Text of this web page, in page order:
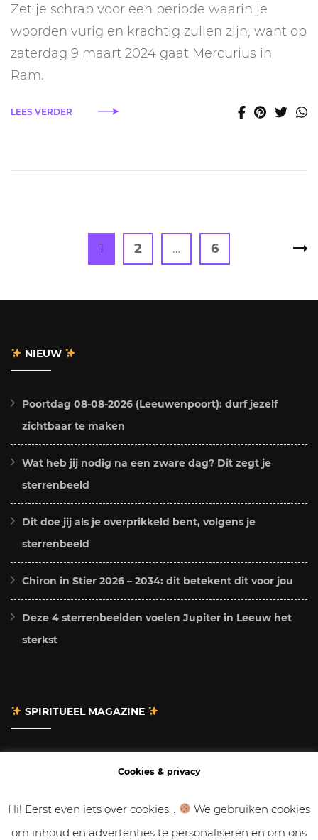
Ram
2024
Zet je schrap voor een periode waarin je
woorden vurig en krachtig zullen zijn, want op
zaterdag 9 maart 2024 gaat Mercurius in
Ram.
LEES VERDER
Berichten
paginering
Page
1 Page
2 … Page
6
NIEUW
Poortdag 08-08-2026 (Leeuwenpoort): durf jezelf
zichtbaar te maken
Wat heb jij nodig na een zware dag? Dit zegt je
sterrenbeeld
Dit doe jij als je overprikkeld bent, volgens je
sterrenbeeld
Chiron in Stier 2026 – 2034: dit betekent dit voor jou
Deze 4 sterrenbeelden voelen Jupiter in Leeuw het
sterkst
SPIRITUEEL MAGAZINE
Gastbloggen
Cookies & privacy
Hi! Eerst even iets over cookies...
We gebruiken cookies
om inhoud en advertenties te personaliseren en om ons